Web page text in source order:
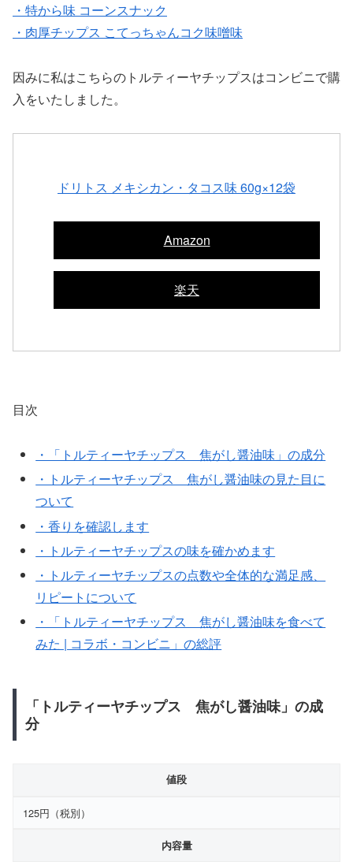
・特から味 コーンスナック
・肉厚チップス こてっちゃんコク味噌味
因みに私はこちらのトルティーヤチップスはコンビニで購
入をいたしました。
ドリトス メキシカン・タコス味 60g×12袋
Amazon
楽天
目次
・「トルティーヤチップス 焦がし醤油味」の成分
・トルティーヤチップス 焦がし醤油味の見た目に
ついて
・香りを確認します
・トルティーヤチップスの味を確かめます
・トルティーヤチップスの点数や全体的な満足感、
リピートについて
・「トルティーヤチップス 焦がし醤油味を食べて
みた | コラボ・コンビニ」の総評
「トルティーヤチップス 焦がし醤油味」の成
分
値段
125円（税別）
内容量